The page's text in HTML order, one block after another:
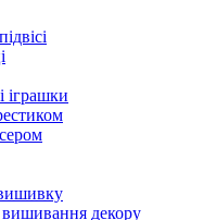
іграшки
декору